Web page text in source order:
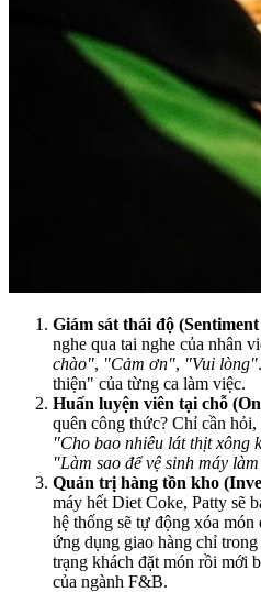
Giám sát thái độ
nghe qua tai nghe của nhân
chào", "Cảm ơn", "Vui lòng"
thiện" của từng ca làm việc.
Huấn luyện viên tại chỗ
quên công thức? Chỉ cần
"Cho bao nhiêu lát thịt xông
"Làm sao để vệ sinh máy
Quản trị hàng tồn kho
máy hết Diet Coke, Patty sẽ
hệ thống sẽ tự động xóa
ứng dụng giao hàng chỉ
trạng khách đặt món rồi mới
của ngành F&B.